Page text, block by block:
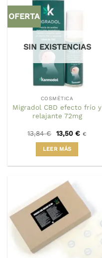
OFERTA
SIN EXISTENCIAS
COSMÉTICA
Migradol CBD efecto frío y
relajante 72mg
13,84€ El
precio
original
era:
13,84 €.
13,50 €El
€
LEER MÁS